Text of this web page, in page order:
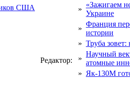
США
Редактор:
»
«Зажигаем
Украине
»
Франция
истории
» Труба
»
Научный
атомные
» Як-130М